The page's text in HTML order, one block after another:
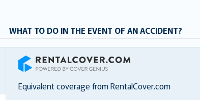
WHAT TO DO IN THE EVENT OF AN ACCIDENT?
RentalCover
Equivalent coverage from RentalCover.com